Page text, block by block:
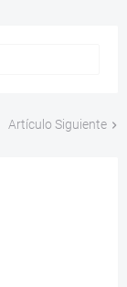
Artículo Siguiente